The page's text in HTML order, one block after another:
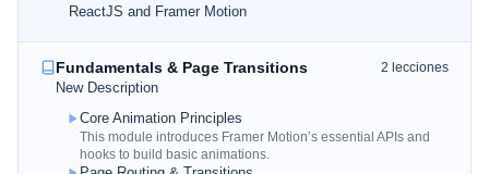
ReactJS and Framer Motion
Fundamentals & Page Transitions
New Description
2 lecciones
Core Animation Principles
This module introduces Framer Motion’s essential APIs and
hooks to build basic animations.